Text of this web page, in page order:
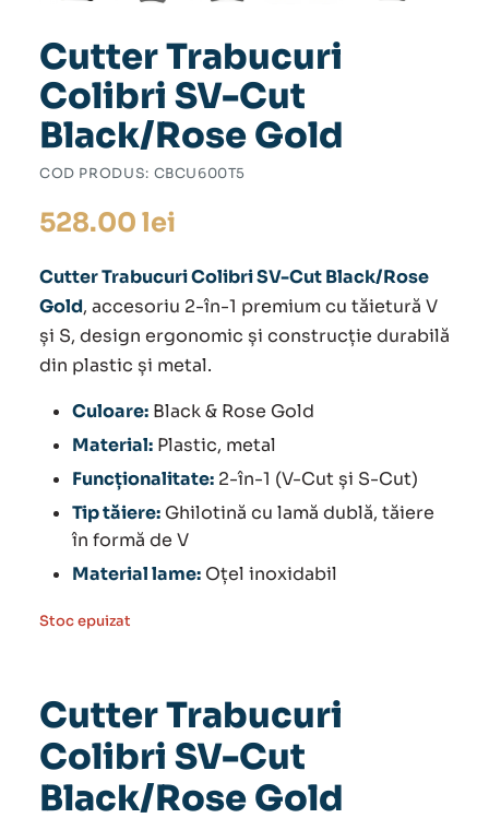
Cutter Trabucuri
Colibri SV-Cut
Black/Rose Gold
COD PRODUS: CBCU600T5
528.00 lei
Cutter Trabucuri Colibri SV-Cut Black/Rose
Gold, accesoriu 2-în-1 premium cu tăietură V
și S, design ergonomic și construcție durabilă
din plastic și metal.
Culoare: Black & Rose Gold
Material: Plastic, metal
Funcționalitate: 2-în-1 (V-Cut și S-Cut)
Tip tăiere: Ghilotină cu lamă dublă, tăiere
în formă de V
Material lame: Oțel inoxidabil
Stoc epuizat
Cutter Trabucuri
Colibri SV-Cut
Black/Rose Gold